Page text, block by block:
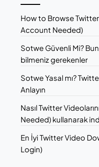
How to Browse
Account Needed)
Sotwe Güvenli Mi?
bilmeniz gerekenler
Sotwe Yasal mı?
Anlayın
Nasıl Twitter
Needed) kullanarak
En İyi Twitter Video
Login)